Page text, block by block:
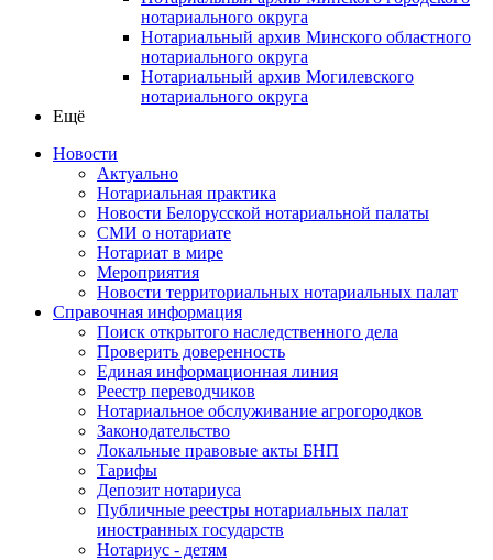
нотариального округа
Нотариальный архив Минского областного
нотариального округа
Нотариальный архив Могилевского
нотариального округа
Ещё
Новости
Актуально
Нотариальная практика
Новости Белорусской нотариальной палаты
СМИ о нотариате
Нотариат в мире
Мероприятия
Новости территориальных нотариальных палат
Справочная информация
Поиск открытого наследственного дела
Проверить доверенность
Единая информационная линия
Реестр переводчиков
Нотариальное обслуживание агрогородков
Законодательство
Локальные правовые акты БНП
Тарифы
Депозит нотариуса
Публичные реестры нотариальных палат
иностранных государств
Нотариус - детям